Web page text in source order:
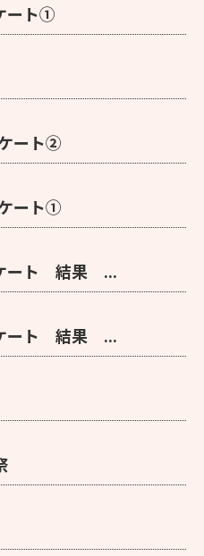
ート①
ート②
ート①
ート 結果 ...
ート 結果 ...